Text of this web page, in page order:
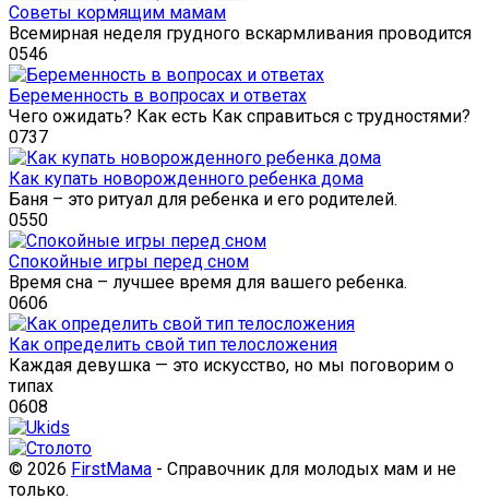
Советы кормящим мамам
Всемирная неделя грудного вскармливания проводится
0546
Беременность в вопросах и ответах
Чего ожидать? Как есть Как справиться с трудностями?
0737
Как купать новорожденного ребенка дома
Баня – это ритуал для ребенка и его родителей.
0550
Спокойные игры перед сном
Время сна – лучшее время для вашего ребенка.
0606
Как определить свой тип телосложения
Каждая девушка — это искусство, но мы поговорим о
типах
0608
© 2026 FirstМама - Справочник для молодых мам и не
только.